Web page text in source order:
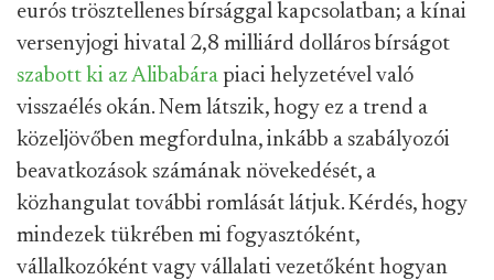
eurós trösztellenes bírsággal kapcsolatban; a kínai
versenyjogi hivatal 2,8 milliárd dolláros bírságot
szabott ki az Alibabára piaci helyzetével való
visszaélés okán. Nem látszik, hogy ez a trend a
közeljövőben megfordulna, inkább a szabályozói
beavatkozások számának növekedését, a
közhangulat további romlását látjuk. Kérdés, hogy
mindezek tükrében mi fogyasztóként,
vállalkozóként vagy vállalati vezetőként hogyan